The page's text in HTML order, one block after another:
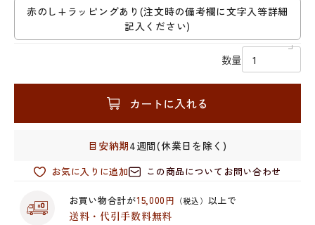
赤のし+ラッピングあり(注文時の備考欄に文字入等詳細
記入ください)
数量
カートに入れる
目安納期4週間(休業日を除く)
お気に入りに追加 この商品についてお問い合わせ
お買い物合計が15,000円 （税込） 以上で
送料・代引手数料無料